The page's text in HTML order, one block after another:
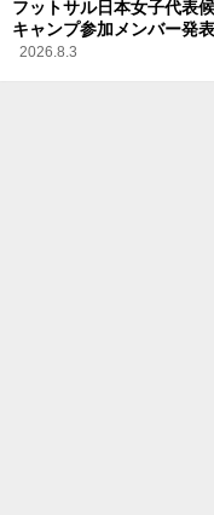
フットサル日本女子代表
キャンプ参加メンバー発表
2026.8.3